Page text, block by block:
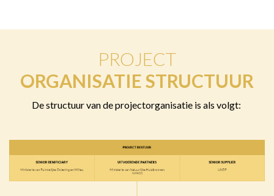
PROJECT
ORGANISATIE STRUCTUUR
De structuur van de projectorganisatie is als volgt: